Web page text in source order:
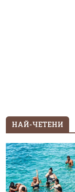
НАЙ-ЧЕТЕНИ